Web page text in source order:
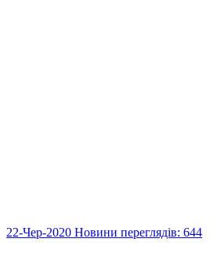
22-Чер-2020 Новини переглядів: 644